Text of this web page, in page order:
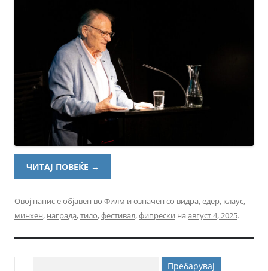
ЧИТАЈ ПОВЕЌЕ →
Овој напис е објавен во Филм и означен со видра,едер, клаус,
минхен, награда,тило,фестивал,фипрески на август 4, 2025.